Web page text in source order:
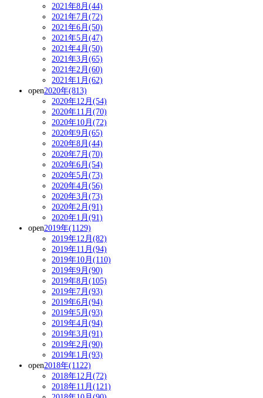
2021年8月(44)
2021年7月(72)
2021年6月(50)
2021年5月(47)
2021年4月(50)
2021年3月(65)
2021年2月(60)
2021年1月(62)
open2020年(813)
2020年12月(54)
2020年11月(70)
2020年10月(72)
2020年9月(65)
2020年8月(44)
2020年7月(70)
2020年6月(54)
2020年5月(73)
2020年4月(56)
2020年3月(73)
2020年2月(91)
2020年1月(91)
open2019年(1129)
2019年12月(82)
2019年11月(94)
2019年10月(110)
2019年9月(90)
2019年8月(105)
2019年7月(93)
2019年6月(94)
2019年5月(93)
2019年4月(94)
2019年3月(91)
2019年2月(90)
2019年1月(93)
open2018年(1122)
2018年12月(72)
2018年11月(121)